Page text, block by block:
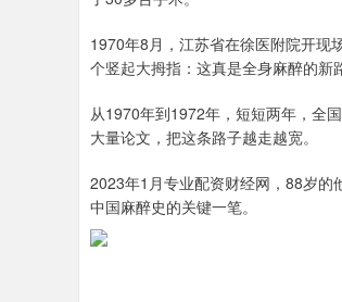
1970年8月，江苏省在徐医附院开现
个竖起大拇指：这真是全身麻醉的新
从1970年到1972年，短短两年，全
大量论文，把这条路子越走越宽。
2023年1月专业配资财经网，88岁的
中国麻醉史的关键一笔。